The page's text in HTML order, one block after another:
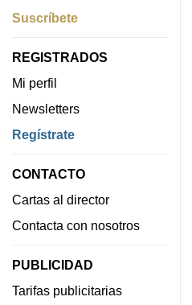
Suscríbete
REGISTRADOS
Mi perfil
Newsletters
Regístrate
CONTACTO
Cartas al director
Contacta con nosotros
PUBLICIDAD
Tarifas publicitarias